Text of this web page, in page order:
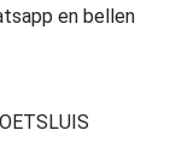
en bellen